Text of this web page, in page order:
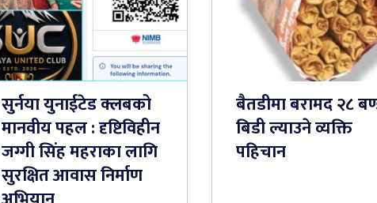
सुर्नया युनाईटेड क्लबको
मानवीय पहल : दृष्टिविहीन
जग्गी सिंह महराका लागि
सुरक्षित आवास निर्माण
बैतडीमा बरामद २८
बिडी ल्याउने व्यक्ति
पहिचान